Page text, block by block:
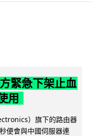
緊急下架止血
用
）旗下的路由器
便會與中國伺服器連